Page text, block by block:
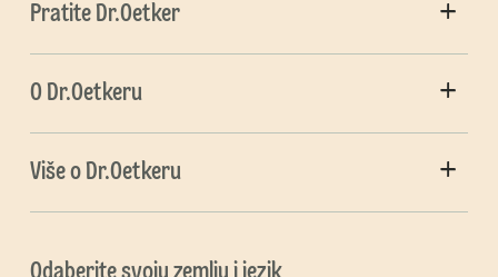
Pratite Dr.Oetker
O Dr.Oetkeru
Više o Dr.Oetkeru